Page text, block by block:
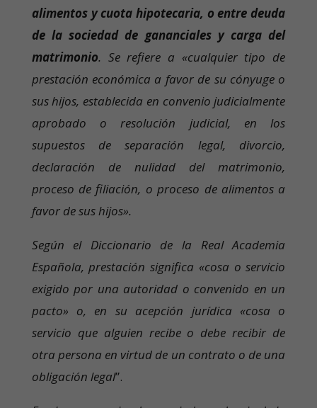
alimentos y cuota hipotecaria, o entre deuda
de la sociedad de gananciales y carga del
matrimonio. Se refiere a «cualquier tipo de
prestación económica a favor de su cónyuge o
sus hijos, establecida en convenio judicialmente
aprobado o resolución judicial, en los
supuestos de separación legal, divorcio,
declaración de nulidad del matrimonio,
proceso de filiación, o proceso de alimentos a
favor de sus hijos».
Según el Diccionario de la Real Academia
Española, prestación significa «cosa o servicio
exigido por una autoridad o convenido en un
pacto» o, en su acepción jurídica «cosa o
servicio que alguien recibe o debe recibir de
otra persona en virtud de un contrato o de una
obligación legal”.